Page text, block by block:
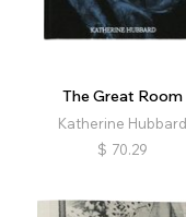
The Great Room
Katherine Hubbard
$ 70.29